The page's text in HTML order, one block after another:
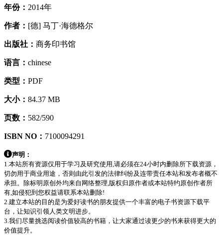
年份： 2014年
作者： [德] 马丁·海德格尔
出版社： 商务印书馆
语言： chinese
类型： PDF
大小： 84.37 MB
页数： 582/590
ISBN NO： 7100094291
声明：
1.本站所有资源仅用于学习及研究使用,请必须在24小时内删除所下载资源，
切勿用于商业用途，否则由此引发的法律纠纷及连带责任本站和发布者概不
承担。除标明原创外均来自网络整理,版权归原作者或本站特约原创作者所
有,如侵犯到您权益请联系本站删除!
2.建立本站的目的是为爱好读书的朋友提供一个丰富的电子书资源下载平
台，让知识引领人类文明进步。
3.我们尽量挑选阅读价值较高的书籍，让大家通过读更少的书来获得更大的
价值提升。